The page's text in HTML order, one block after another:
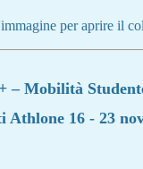
per aprire il
– Mobilità
Athlone 16 - 23